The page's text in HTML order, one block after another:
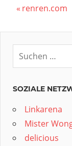
Vorheriger
renren.com
SOZIALE
Linkarena
Mister
delicious